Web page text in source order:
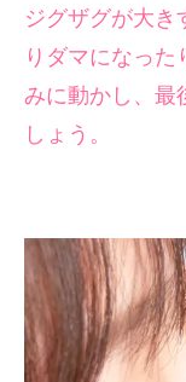
ジグザグが大き
りダマになっ
みに動かし、最
しょう。